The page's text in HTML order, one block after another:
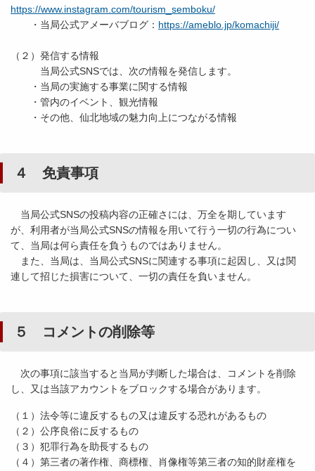
https://www.instagram.com/tourism_semboku/
・当局公式アメーバブログ： https://ameblo.jp/komachiji/
（２）発信する情報
当局公式SNSでは、次の情報を発信します。
・当局の実施する事業に関する情報
・管内のイベント、観光情報
・その他、仙北地域の魅力向上につながる情報
４ 免責事項
当局公式SNSの投稿内容の正確さには、万全を期しています
が、利用者が当局公式SNSの情報を用いて行う一切の行為につい
て、当局は何ら責任を負うものではありません。
また、当局は、当局公式SNSに関連する事項に起因し、又は関
連して招じた損害について、一切の責任を負いません。
５ コメントの削除等
次の事項に該当すると当局が判断した場合は、コメントを削除
し、又は当該アカウントをブロックする場合があります。
（１）法令等に違反するもの又は違反する恐れがあるもの
（２）公序良俗に反するもの
（３）犯罪行為を助長するもの
（４）第三者の著作権、商標権、肖像権等第三者の知的財産権を